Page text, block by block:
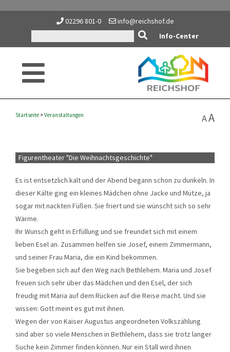
02296 801-0
info@reichshof.de
Info-Center
AA
Startseite >Veranstaltungen
Figurentheater "Die Weihnachtsgeschichte"
Es ist entsetzlich kalt und der Abend begann schon zu dunkeln. In
dieser Kälte ging ein kleines Mädchen ohne Jacke und Mütze, ja
sogar mit nackten Füßen. Sie friert und sie wünscht sich so sehr
Wärme.
Ihr Wunsch geht in Erfüllung und sie freundet sich mit einem
lieben Esel an. Zusammen helfen sie Josef, einem Zimmermann,
und seiner Frau Maria, die ein Kind bekommen.
Sie begeben sich auf den Weg nach Bethlehem. Maria und Josef
freuen sich sehr über das Mädchen und den Esel, der sich
freudig mit Maria auf dem Rücken auf die Reise macht. Und sie
wissen: Gott meint es gut mit ihnen.
Wegen der von Kaiser Augustus angeordneten Volkszählung
sind aber so viele Menschen in Bethlehem, dass sie trotz langer
Suche kein Zimmer finden können. Nur ein Stall wird ihnen